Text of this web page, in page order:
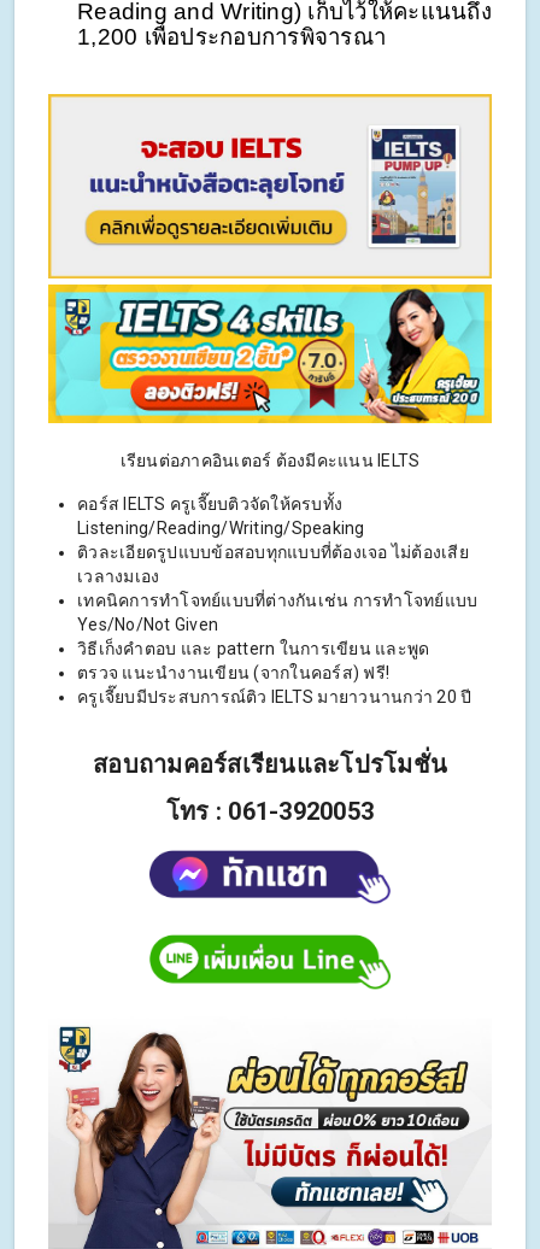
Reading and Writing) เก็บไว้ให้คะแนนถึง
1,200 เพื่อประกอบการพิจารณา
เรียนต่อภาคอินเตอร์ ต้องมีคะแนน IELTS
คอร์ส IELTS ครูเจี๊ยบติวจัดให้ครบทั้ง
Listening/Reading/Writing/Speaking
ติวละเอียดรูปแบบข้อสอบทุกแบบที่ต้องเจอ ไม่ต้องเสีย
เวลางมเอง
เทคนิคการทำโจทย์แบบที่ต่างกันเช่น การทำโจทย์แบบ
Yes/No/Not Given
วิธีเก็งคำตอบ และ pattern ในการเขียน และพูด
ตรวจ แนะนำงานเขียน (จากในคอร์ส) ฟรี!
ครูเจี๊ยบมีประสบการณ์ติว IELTS มายาวนานกว่า 20 ปี
สอบถามคอร์สเรียนและโปรโมชั่น
โทร : 061-3920053